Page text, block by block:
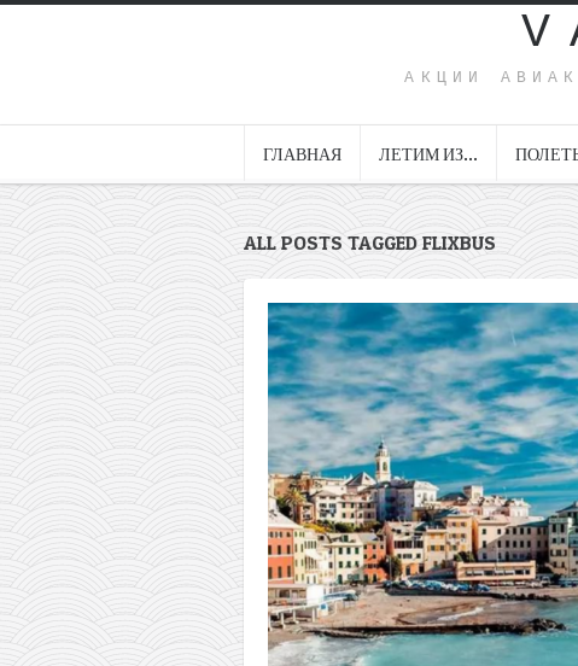
АКЦИИ
ГЛАВНАЯ ЛЕТИМ ИЗ…
ALL POSTS TAGGED FLIXBUS